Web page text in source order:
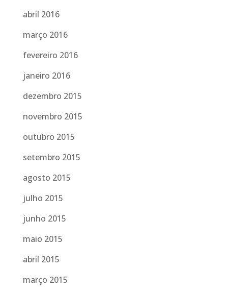
abril 2016
março 2016
fevereiro 2016
janeiro 2016
dezembro 2015
novembro 2015
outubro 2015
setembro 2015
agosto 2015
julho 2015
junho 2015
maio 2015
abril 2015
março 2015